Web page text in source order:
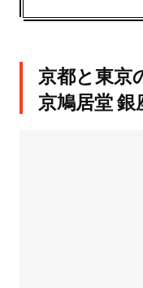
京都と東京
京鳩居堂 銀